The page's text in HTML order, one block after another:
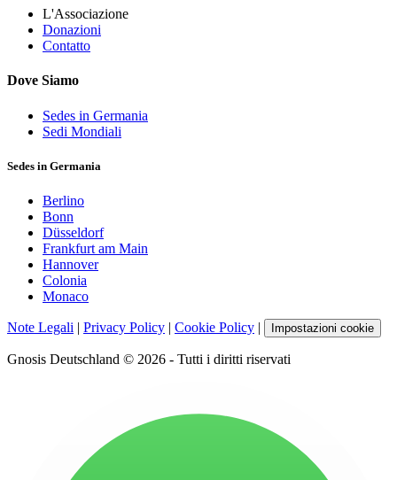
L'Associazione
Donazioni
Contatto
Dove Siamo
Sedes in Germania
Sedi Mondiali
Sedes in Germania
Berlino
Bonn
Düsseldorf
Frankfurt am Main
Hannover
Colonia
Monaco
Note Legali | Privacy Policy | Cookie Policy | Impostazioni cookie
Gnosis Deutschland © 2026 - Tutti i diritti riservati